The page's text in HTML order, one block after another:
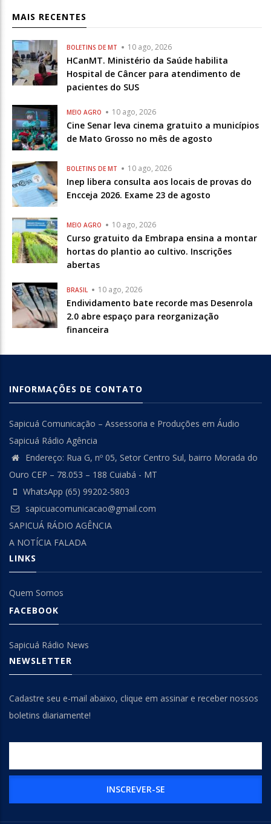
MAIS RECENTES
BOLETINS DE MT 10 ago, 2026
HCanMT. Ministério da Saúde habilita
Hospital de Câncer para atendimento de
pacientes do SUS
MEIO AGRO 10 ago, 2026
Cine Senar leva cinema gratuito a municípios
de Mato Grosso no mês de agosto
BOLETINS DE MT 10 ago, 2026
Inep libera consulta aos locais de provas do
Encceja 2026. Exame 23 de agosto
MEIO AGRO 10 ago, 2026
Curso gratuito da Embrapa ensina a montar
hortas do plantio ao cultivo. Inscrições
abertas
BRASIL 10 ago, 2026
Endividamento bate recorde mas Desenrola
2.0 abre espaço para reorganização
financeira
INFORMAÇÕES DE CONTATO
Sapicuá Comunicação – Assessoria e Produções em Áudio
Sapicuá Rádio Agência
Endereço: Rua G, nº 05, Setor Centro Sul, bairro Morada do
Ouro CEP – 78.053 – 188 Cuiabá - MT
WhatsApp (65) 99202-5803
sapicuacomunicacao@gmail.com
SAPICUÁ RÁDIO AGÊNCIA
A NOTÍCIA FALADA
LINKS
Quem Somos
FACEBOOK
Sapicuá Rádio News
NEWSLETTER
Cadastre seu e-mail abaixo, clique em assinar e receber nossos
boletins diariamente!